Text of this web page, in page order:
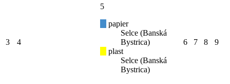
3 4
5
papier
Selce (Banská
Bystrica)
plast
Selce (Banská
Bystrica)
6 7 8 9